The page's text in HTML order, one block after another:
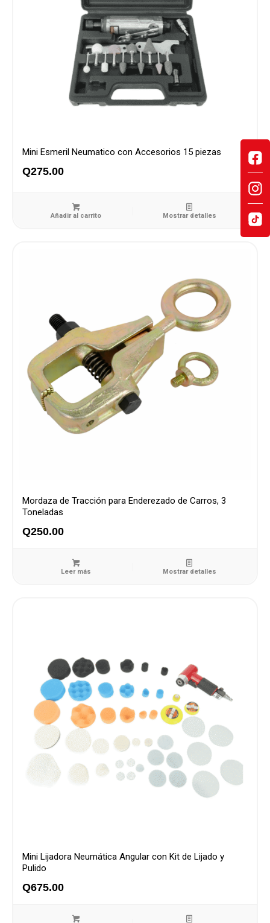
Mini Esmeril Neumatico con Accesorios 15 piezas
Q275.00
Añadir al carrito Mostrar detalles
Mordaza de Tracción para Enderezado de Carros, 3
Toneladas
Q250.00
Leer más Mostrar detalles
Mini Lijadora Neumática Angular con Kit de Lijado y
Pulido
Q675.00